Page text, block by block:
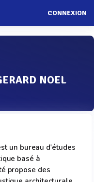
CONNEXION
NOEL
un bureau d'études
basé à
propose des